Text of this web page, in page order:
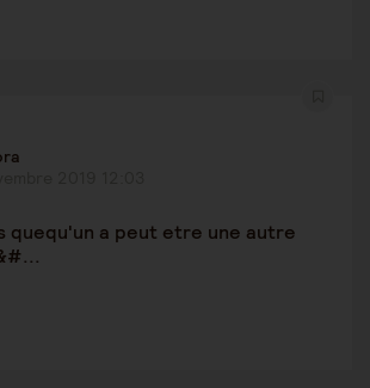
quequ'un a peut etre une autre